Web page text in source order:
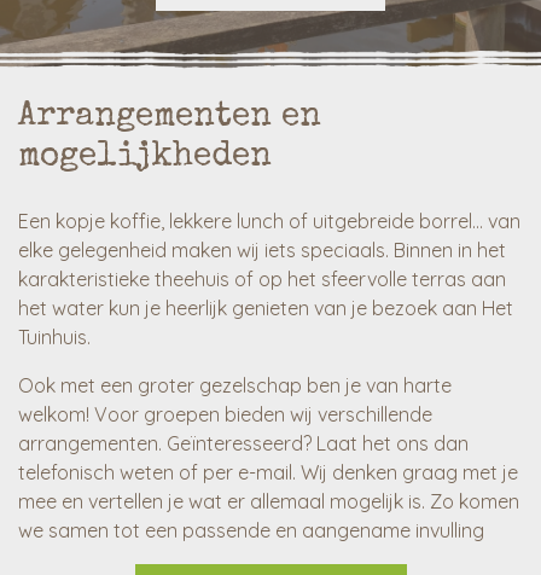
Arrangementen en
mogelijkheden
Een kopje koffie, lekkere lunch of uitgebreide borrel… van
elke gelegenheid maken wij iets speciaals. Binnen in het
karakteristieke theehuis of op het sfeervolle terras aan
het water kun je heerlijk genieten van je bezoek aan Het
Tuinhuis.
Ook met een groter gezelschap ben je van harte
welkom! Voor groepen bieden wij verschillende
arrangementen. Geïnteresseerd? Laat het ons dan
telefonisch weten of per e-mail. Wij denken graag met je
mee en vertellen je wat er allemaal mogelijk is. Zo komen
we samen tot een passende en aangename invulling